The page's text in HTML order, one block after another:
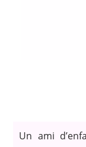
Un ami